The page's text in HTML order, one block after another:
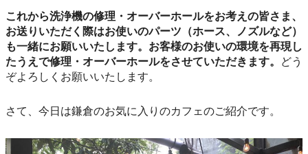
これから洗浄機の修理・オーバーホールをお考えの皆さま、
お送りいただく際はお使いのパーツ（ホース、ノズルなど）
も一緒にお願いいたします。お客様のお使いの環境を再現し
たうえで修理・オーバーホールをさせていただきます。
どう
ぞよろしくお願いいたします。
さて、今日は鎌倉のお気に入りのカフェのご紹介です。